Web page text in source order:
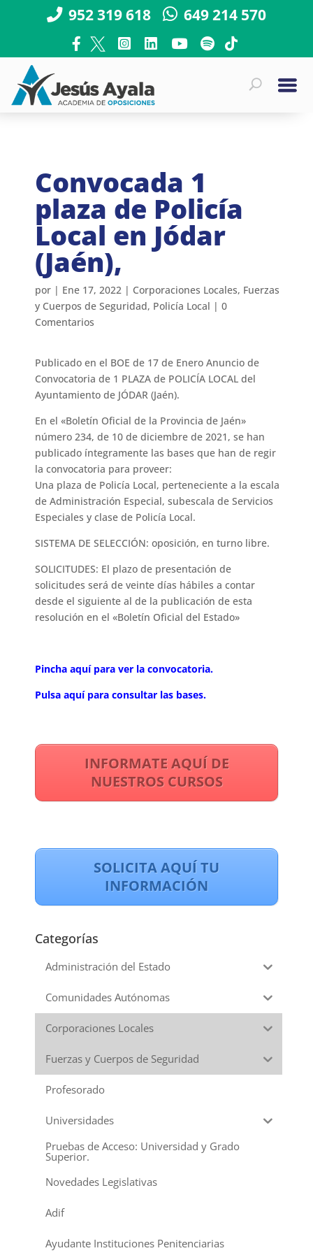
952 319 618 649 214 570
Convocada 1
plaza de Policía
Local en Jódar
(Jaén),
por | Ene 17, 2022 | Corporaciones Locales, Fuerzas
y Cuerpos de Seguridad, Policía Local |0
Comentarios
Publicado en el BOE de 17 de Enero Anuncio de
Convocatoria de 1 PLAZA de POLICÍA LOCAL del
Ayuntamiento de JÓDAR (Jaén).
En el «Boletín Oficial de la Provincia de Jaén»
número 234, de 10 de diciembre de 2021, se han
publicado íntegramente las bases que han de regir
la convocatoria para proveer:
Una plaza de Policía Local, perteneciente a la escala
de Administración Especial, subescala de Servicios
Especiales y clase de Policía Local.
SISTEMA DE SELECCIÓN: oposición, en turno libre.
SOLICITUDES: El plazo de presentación de
solicitudes será de veinte días hábiles a contar
desde el siguiente al de la publicación de esta
resolución en el «Boletín Oficial del Estado»
Pincha aquí para ver la convocatoria.
Pulsa aquí para consultar las bases.
INFORMATE AQUÍ DE
NUESTROS CURSOS
SOLICITA AQUÍ TU
INFORMACIÓN
Categorías
Administración del Estado
Comunidades Autónomas
Corporaciones Locales
Fuerzas y Cuerpos de Seguridad
Profesorado
Universidades
Pruebas de Acceso: Universidad y Grado
Superior.
Novedades Legislativas
Adif
Ayudante Instituciones Penitenciarias